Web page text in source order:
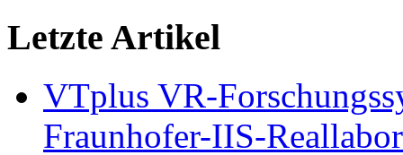
Letzte Artikel
VTplus VR-
Fraunhofer-IIS-